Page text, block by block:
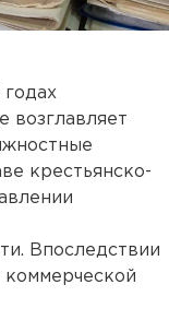
годах
возглавляет
крестьянско-
Впоследствии
коммерческой